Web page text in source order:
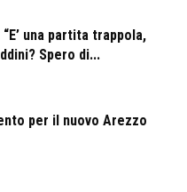
“E’ una partita trappola,
Spero di...
per il nuovo Arezzo